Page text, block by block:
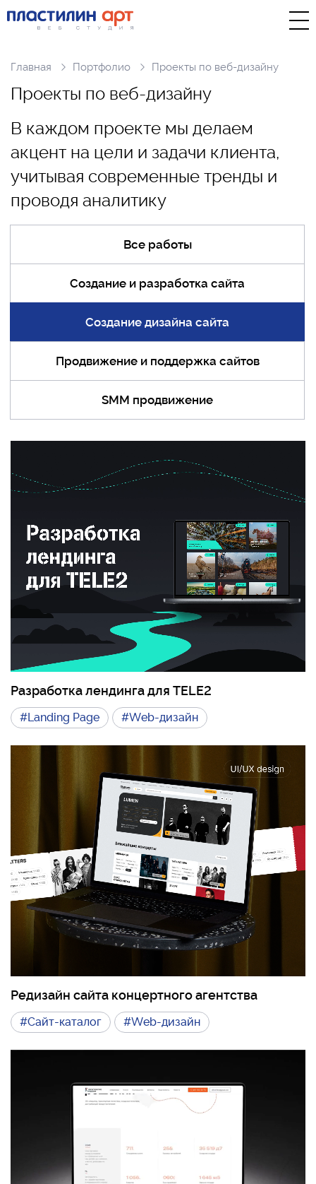
Главная Портфолио Проекты по веб-дизайну
Проекты по веб-дизайну
В каждом проекте мы делаем
акцент на цели и задачи клиента,
учитывая современные тренды и
проводя аналитику
Все работы
Создание и разработка сайта
Создание дизайна сайта
Продвижение и поддержка сайтов
SMM продвижение
Разработка лендинга для TELE2
#Landing Page #Web-дизайн
Редизайн сайта концертного агентства
#Сайт-каталог #Web-дизайн